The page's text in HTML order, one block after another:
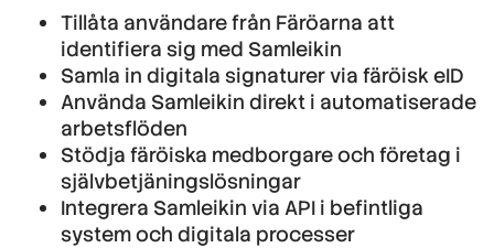
Tillåta användare från Färöarna att
identifiera sig med Samleikin
Samla in digitala signaturer via färöisk eID
Använda Samleikin direkt i automatiserade
arbetsflöden
Stödja färöiska medborgare och företag i
självbetjäningslösningar
Integrera Samleikin via API i befintliga
system och digitala processer